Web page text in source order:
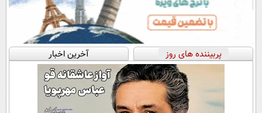
پربیننده های روز آخرین اخبار